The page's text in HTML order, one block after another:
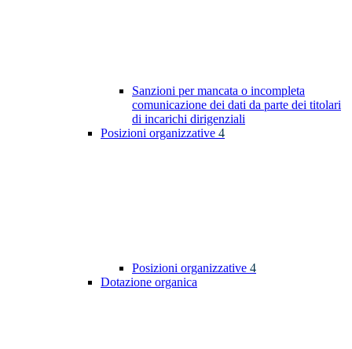
Sanzioni per mancata o incompleta
comunicazione dei dati da parte dei titolari
di incarichi dirigenziali
Posizioni organizzative 4
Posizioni organizzative 4
Dotazione organica